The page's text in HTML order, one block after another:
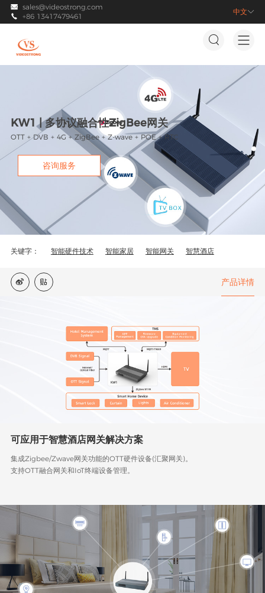
中文
 sales@videostrong.com
 +86 13417479461

KW1 | 多协议融合性ZigBee网关
OTT + DVB + 4G + ZigBee + Z-wave + POE + RTC
咨询服务
关键字： 智能硬件技术 智能家居 智能网关 智慧酒店
  产品详情
可应用于智慧酒店网关解决方案
集成Zigbee/Zwave网关功能的OTT硬件设备(汇聚网关)。
支持OTT融合网关和IoT终端设备管理。